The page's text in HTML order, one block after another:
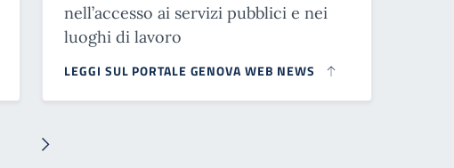
nell’accesso ai servizi pubblici e nei
luoghi di lavoro
LEGGI SUL PORTALE GENOVA WEB NEWS
Pagina successiva